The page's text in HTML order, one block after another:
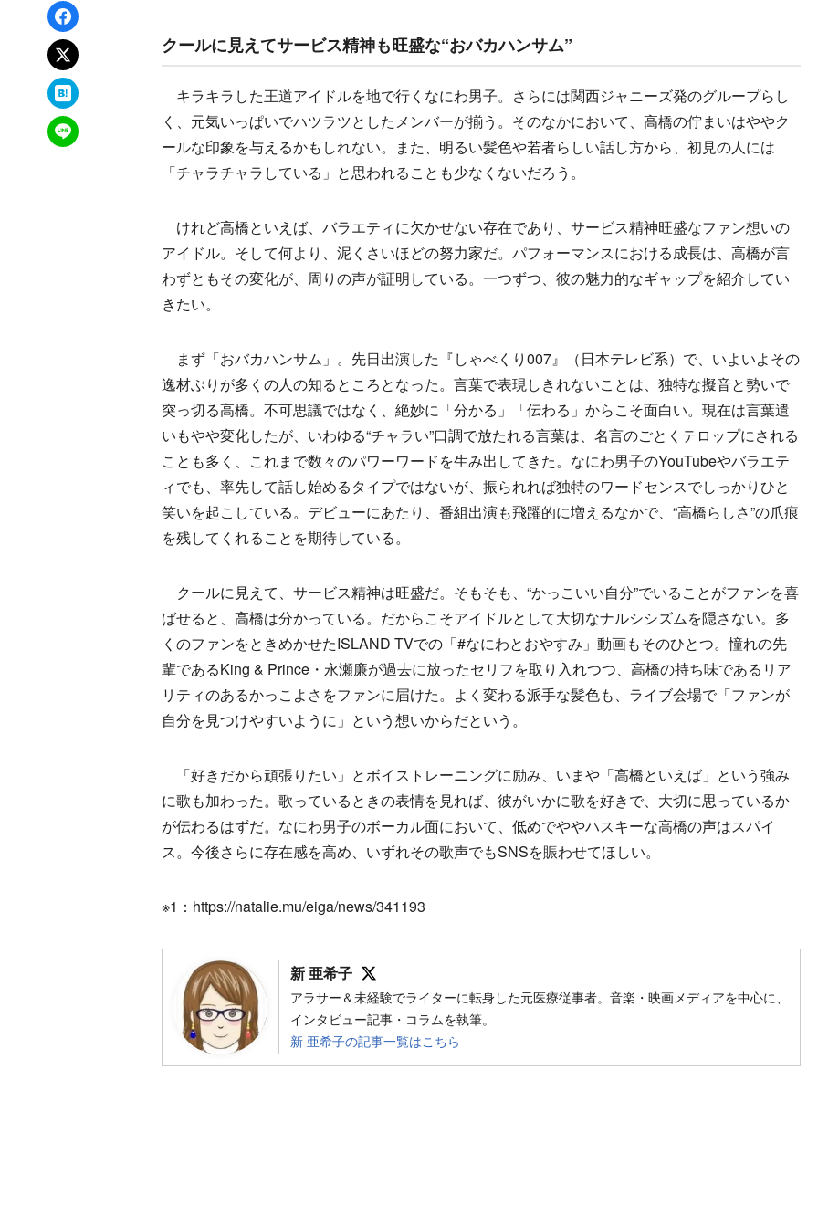
Facebookでシェア
xでポスト
はてなブックマーク
LINEで送る
クールに見えてサービス精神も旺盛な“おバカハンサム”
キラキラした王道アイドルを地で行くなにわ男子。さらには関西ジャニーズ発のグループらし
く、元気いっぱいでハツラツとしたメンバーが揃う。そのなかにおいて、高橋の佇まいはややク
ールな印象を与えるかもしれない。また、明るい髪色や若者らしい話し方から、初見の人には
「チャラチャラしている」と思われることも少なくないだろう。
けれど高橋といえば、バラエティに欠かせない存在であり、サービス精神旺盛なファン想いの
アイドル。そして何より、泥くさいほどの努力家だ。パフォーマンスにおける成長は、高橋が言
わずともその変化が、周りの声が証明している。一つずつ、彼の魅力的なギャップを紹介してい
きたい。
まず「おバカハンサム」。先日出演した『しゃべくり007』（日本テレビ系）で、いよいよその
逸材ぶりが多くの人の知るところとなった。言葉で表現しきれないことは、独特な擬音と勢いで
突っ切る高橋。不可思議ではなく、絶妙に「分かる」「伝わる」からこそ面白い。現在は言葉遣
いもやや変化したが、いわゆる“チャラい”口調で放たれる言葉は、名言のごとくテロップにされる
ことも多く、これまで数々のパワーワードを生み出してきた。なにわ男子のYouTubeやバラエテ
ィでも、率先して話し始めるタイプではないが、振られれば独特のワードセンスでしっかりひと
笑いを起こしている。デビューにあたり、番組出演も飛躍的に増えるなかで、“高橋らしさ”の爪痕
を残してくれることを期待している。
クールに見えて、サービス精神は旺盛だ。そもそも、“かっこいい自分”でいることがファンを喜
ばせると、高橋は分かっている。だからこそアイドルとして大切なナルシシズムを隠さない。多
くのファンをときめかせたISLAND TVでの「#なにわとおやすみ」動画もそのひとつ。憧れの先
輩であるKing & Prince・永瀬廉が過去に放ったセリフを取り入れつつ、高橋の持ち味であるリア
リティのあるかっこよさをファンに届けた。よく変わる派手な髪色も、ライブ会場で「ファンが
自分を見つけやすいように」という想いからだという。
「好きだから頑張りたい」とボイストレーニングに励み、いまや「高橋といえば」という強み
に歌も加わった。歌っているときの表情を見れば、彼がいかに歌を好きで、大切に思っているか
が伝わるはずだ。なにわ男子のボーカル面において、低めでややハスキーな高橋の声はスパイ
ス。今後さらに存在感を高め、いずれその歌声でもSNSを賑わせてほしい。
※1：https://natalie.mu/eiga/news/341193
新 亜希子
アラサー＆未経験でライターに転身した元医療従事者。音楽・映画メディアを中心に、
インタビュー記事・コラムを執筆。
新 亜希子の記事一覧はこちら